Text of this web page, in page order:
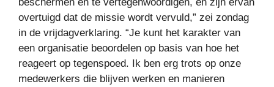
overtuigd dat de missie wordt vervuld,” zei zondag
in de vrijdagverklaring. “Je kunt het karakter van
een organisatie beoordelen op basis van hoe het
reageert op tegenspoed. Ik ben erg trots op onze
medewerkers die blijven werken en manieren